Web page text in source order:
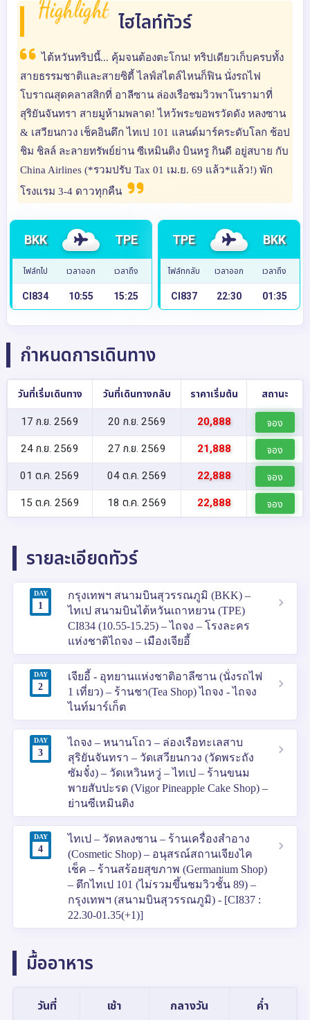
Highlight ไฮไลท์ทัวร์
ไต้หวันทริปนี้... คุ้มจนต้องตะโกน! ทริปเดียวเก็บครบทั้ง
สายธรรมชาติและสายซิตี้ ไลฟ์สไตล์ไหนก็ฟิน นั่งรถไฟ
โบราณสุดคลาสสิกที่ อาลีซาน ล่องเรือชมวิวพาโนรามาที่
สุริยันจันทรา สายมูห้ามพลาด! ไหว้พระขอพรวัดดัง หลงซาน
& เสวียนกวง เช็คอินตึก ไทเป 101 แลนด์มาร์คระดับโลก ช้อป
ชิม ชิลล์ ละลายทรัพย์ย่าน ซีเหมินติง บินหรู กินดี อยู่สบาย กับ
China Airlines (*รวมปรับ Tax 01 เม.ย. 69 แล้ว*แล้ว!) พัก
โรงแรม 3-4 ดาวทุกคืน
BKK TPE
ไฟล์ทไป เวลาออก เวลาถึง
CI834 10:55 15:25
TPE BKK
ไฟล์ทกลับ เวลาออก เวลาถึง
CI837 22:30 01:35
กำหนดการเดินทาง
วันที่เริ่มเดินทาง วันที่เดินทางกลับ ราคาเริ่มต้น สถานะ
17 ก.ย. 2569 20 ก.ย. 2569 20,888 จอง
24 ก.ย. 2569 27 ก.ย. 2569 21,888 จอง
01 ต.ค. 2569 04 ต.ค. 2569 22,888 จอง
15 ต.ค. 2569 18 ต.ค. 2569 22,888 จอง
รายละเอียดทัวร์
DAY
1
กรุงเทพฯ สนามบินสุวรรณภูมิ (BKK) –
ไทเป สนามบินไต้หวันเถาหยวน (TPE)
CI834 (10.55-15.25) – ไถจง – โรงละคร
แห่งชาติไถจง – เมืองเจียอี้
DAY
2
เจียอี้ - อุทยานแห่งชาติอาลีซาน (นั่งรถไฟ
1 เที่ยว) – ร้านชา(Tea Shop) ไถจง - ไถจง
ไนท์มาร์เก็ต
DAY
3
ไถจง – หนานโถว – ล่องเรือทะเลสาบ
สุริยันจันทรา – วัดเสวียนกวง (วัดพระถัง
ซัมจั๋ง) – วัดเหวินหวู่ – ไทเป – ร้านขนม
พายสับปะรด (Vigor Pineapple Cake Shop) –
ย่านซีเหมินติง
DAY
4
ไทเป – วัดหลงซาน – ร้านเครื่องสำอาง
(Cosmetic Shop) – อนุสรณ์สถานเจียงไค
เช็ค – ร้านสร้อยสุขภาพ (Germanium Shop)
– ตึกไทเป 101 (ไม่รวมขึ้นชมวิวชั้น 89) –
กรุงเทพฯ (สนามบินสุวรรณภูมิ) - [CI837 :
22.30-01.35(+1)]
มื้ออาหาร
วันที่ เช้า กลางวัน ค่ำ